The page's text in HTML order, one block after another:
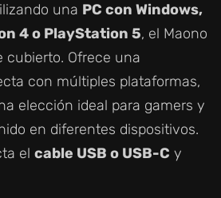
una PC con Windows,
4 o PlayStation 5, el Maono
cubierto. Ofrece una
con múltiples plataformas,
elección ideal para gamers y
en diferentes dispositivos.
el cable USB o USB-C y